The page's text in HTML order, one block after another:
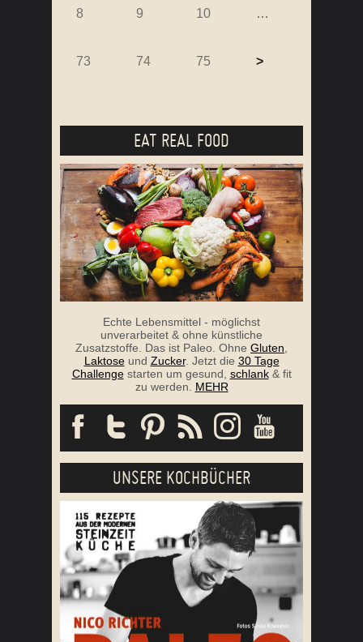
8 9 10 …
73 74 75 >
EAT REAL FOOD
Echte Lebensmittel - möglichst
unverarbeitet & ohne künstliche
Zusatzstoffe. Das ist Paleo. Ohne Gluten
Laktoseund Zucker. Jetzt die 30 Tage
Challengestarten um gesund, schlank& fit
zu werden. MEHR
UNSERE KOCHBÜCHER